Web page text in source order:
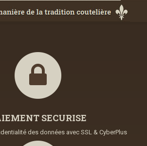
SECURISE
des données avec SSL & CyberPlus